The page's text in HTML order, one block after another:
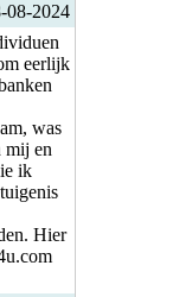
08-2024
eerlijk
was
mij en
ik
Hier